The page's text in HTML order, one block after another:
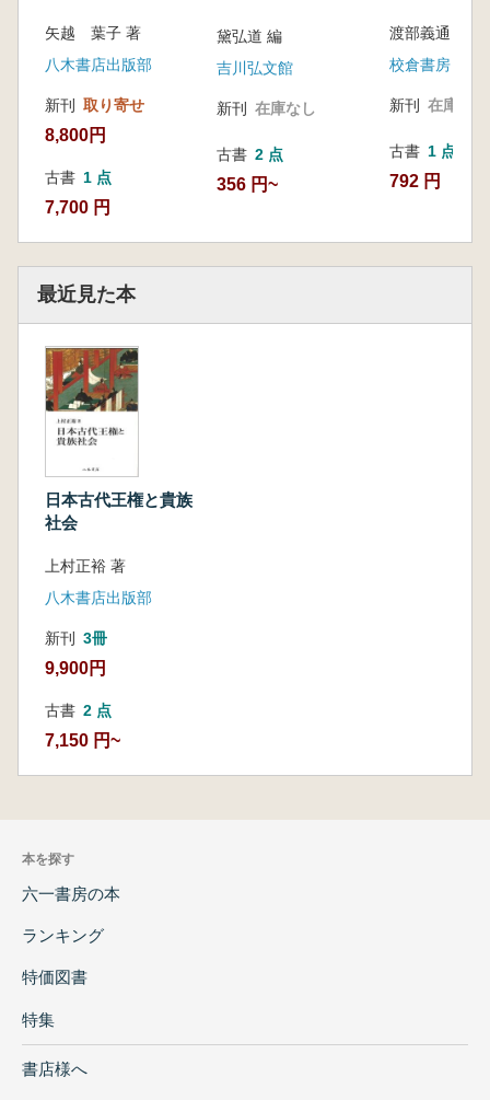
第五章 皇后・皇太后の変質と母后の登場―九
世紀を中心に―
はじめに/第一節 橘嘉智子・正子内親王と九
世紀の王権/第二節 母后と氏后/おわりに
〔コラム〕近現代における皇室
終章 八・九世紀王権構造の変質過程と政治史
矢越 葉子 著
八木書店出版部
新刊 取り寄せ
8,800円
古書 1 点
7,700 円
黛弘道 編
吉川弘文館
新刊 在庫なし
古書 2 点
356 円~
渡部義通 著
校倉書房
新刊 在庫なし
古書 1 点
792 円
最近見た本
日本古代王権と貴族
社会
上村正裕 著
八木書店出版部
新刊 3冊
9,900円
古書 2 点
7,150 円~
本を探す
六一書房の本
ランキング
特価図書
特集
書店様へ